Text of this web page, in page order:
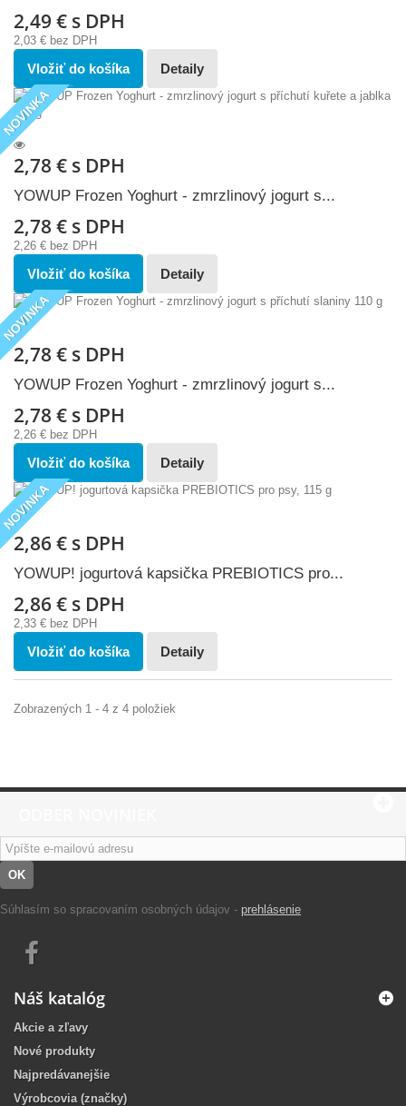
2,49 € s DPH
2,03 € bez DPH
Vložiť do košíka Detaily
2,78 € s DPH
NOVINKA
YOWUP Frozen Yoghurt - zmrzlinový jogurt s...
2,78 € s DPH
2,26 € bez DPH
Vložiť do košíka Detaily
2,78 € s DPH
NOVINKA
YOWUP Frozen Yoghurt - zmrzlinový jogurt s...
2,78 € s DPH
2,26 € bez DPH
Vložiť do košíka Detaily
2,86 € s DPH
NOVINKA
YOWUP! jogurtová kapsička PREBIOTICS pro...
2,86 € s DPH
2,33 € bez DPH
Vložiť do košíka Detaily
Zobrazených 1 - 4 z 4 položiek
OK
Súhlasím so spracovaním osobných údajov - prehlásenie
Náš katalóg
Akcie a zľavy
Nové produkty
Najpredávanejšie
Výrobcovia (značky)